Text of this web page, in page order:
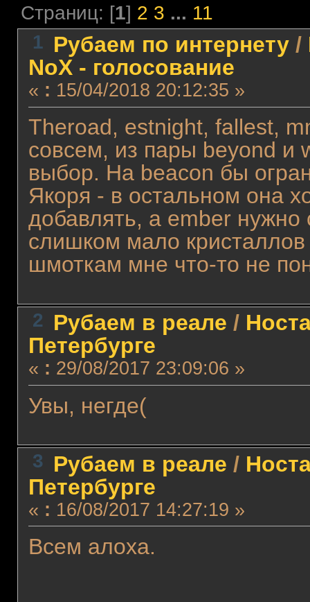
Страниц: [1] 2 3 ... 11
1 Рубаем по интернету/
NoX - голосование
« : 15/04/2018 20:12:35 »
Theroad, estnight, fallest,
совсем, из пары beyond и
выбор. На beacon бы
Якоря - в остальном она
добавлять, а ember
слишком мало
шмоткам мне что-то не
2 Рубаем в реале /
Петербурге
« : 29/08/2017 23:09:06 »
Увы, негде(
3 Рубаем в реале /
Петербурге
« : 16/08/2017 14:27:19 »
Всем алоха.